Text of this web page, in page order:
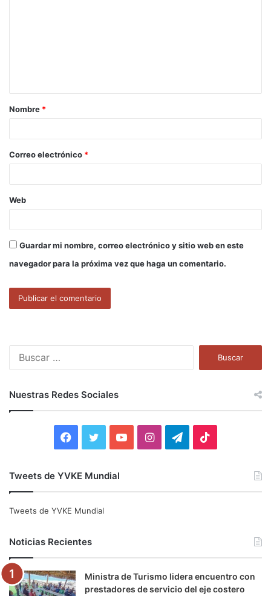
a
r
*
Nombre *
Correo electrónico *
Web
Guardar mi nombre, correo electrónico y sitio web en este
navegador para la próxima vez que haga un comentario.
:
Nuestras Redes Sociales
e
o
o
t
e
r
b
e
I
g
r
r
a
k
Tweets de YVKE Mundial
Tweets de YVKE Mundial
Noticias Recientes
Ministra de Turismo lidera encuentro con
prestadores de servicio del eje costero